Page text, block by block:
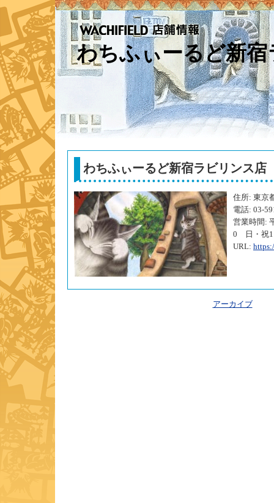
わちふぃーるど新
わちふぃーるど新宿ラビリンス店
住所: 東京
電話: 03-
営業時間:
0 日・祝
URL:
アーカイブ